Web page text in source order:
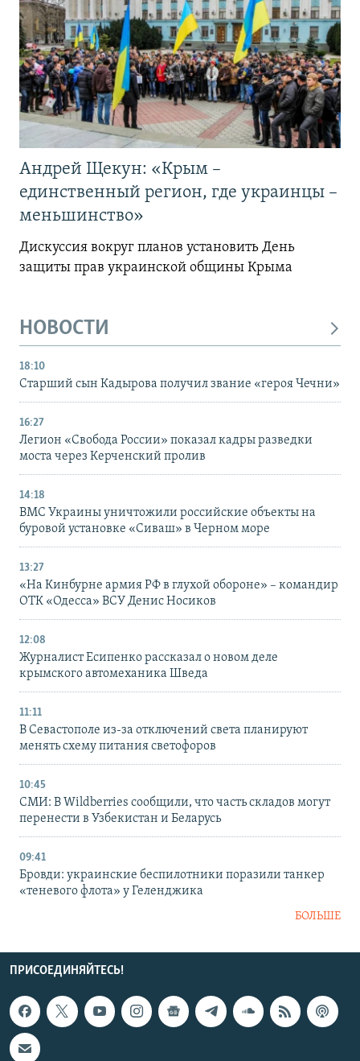
Андрей Щекун: «Крым –
единственный регион, где украинцы –
меньшинство»
Дискуссия вокруг планов установить День
защиты прав украинской общины Крыма
НОВОСТИ
18:10
Старший сын Кадырова получил звание «героя Чечни»
16:27
Легион «Свобода России» показал кадры разведки
моста через Керченский пролив
14:18
ВМС Украины уничтожили российские объекты на
буровой установке «Сиваш» в Черном море
13:27
«На Кинбурне армия РФ в глухой обороне» – командир
ОТК «Одесса» ВСУ Денис Носиков
12:08
Журналист Есипенко рассказал о новом деле
крымского автомеханика Шведа
11:11
В Севастополе из-за отключений света планируют
менять схему питания светофоров
10:45
СМИ: В Wildberries сообщили, что часть складов могут
перенести в Узбекистан и Беларусь
09:41
Бровди: украинские беспилотники поразили танкер
«теневого флота» у Геленджика
БОЛЬШЕ
ПРИСОЕДИНЯЙТЕСЬ!